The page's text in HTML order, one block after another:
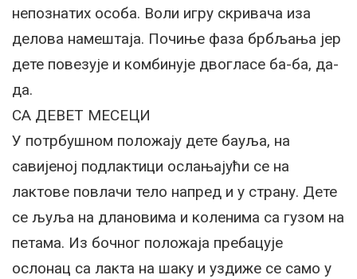
непознатих особа. Воли игру скривача иза
делова намештаја. Почиње фаза брбљања јер
дете повезује и комбинује двогласе ба-ба, да-
да.
СА ДЕВЕТ МЕСЕЦИ
У потрбушном положају дете бауља, на
савијеној подлактици ослањајући се на
лактове повлачи тело напред и у страну. Дете
се љуља на длановима и коленима са гузом на
петама. Из бочног положаја пребацује
ослонац са лакта на шаку и уздиже се само у